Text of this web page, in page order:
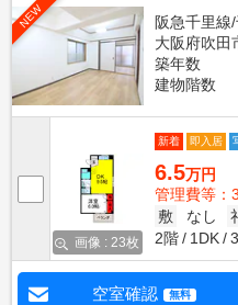
NEW
阪急千里線
大阪府吹田
築年数
建物階数
画像 : 23枚
新着 即入居
6.5万円
管理費等：
敷
なし
2階
1DK
空室確認 無料